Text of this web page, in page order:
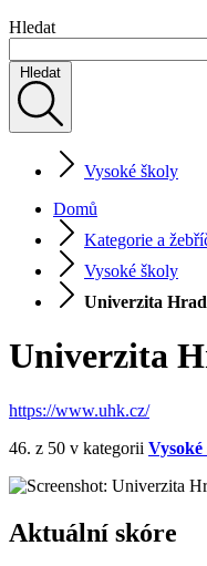
Hledat
Hledat
Vysoké školy
Domů
Kategorie a
Vysoké školy
Univerzita
Univerzita
https://www.uhk.cz/
46. z 50 v kategorii Vysoké
Aktuální skóre